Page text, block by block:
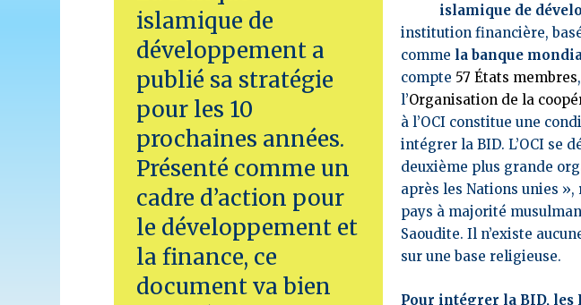
islamique de
développement a
publié sa stratégie
pour les 10
prochaines années.
Présenté comme un
cadre d’action pour
le développement et
la finance, ce
document va bien
islamique de
institution financière,
comme la banque
compte 57 États membres
l’Organisation de la
à l’OCI constitue une
intégrer la BID. L’OCI se
deuxième plus grande
après les Nations unies
pays à majorité
Saoudite. Il n’existe
sur une base religieuse.
Pour intégrer la BID, les